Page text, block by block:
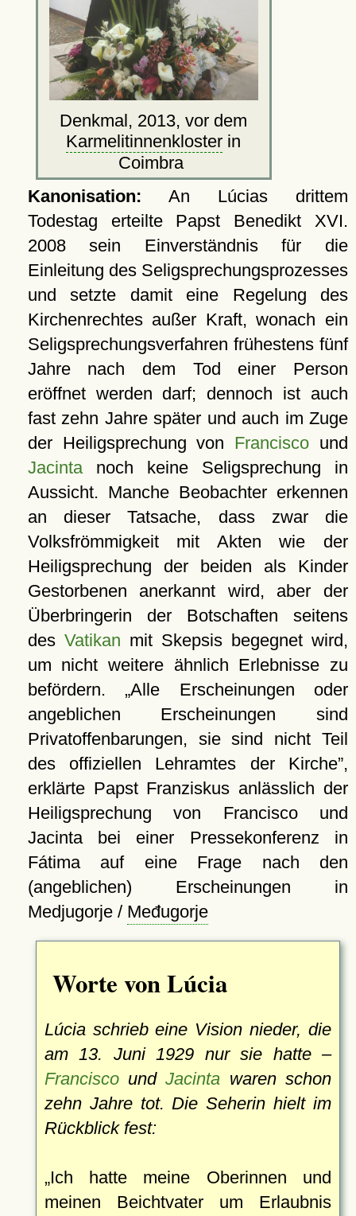
Denkmal, 2013, vor dem
Karmelitinnenkloster in
Coimbra
Kanonisation: An Lúcias drittem
Todestag erteilte Papst Benedikt XVI.
2008 sein Einverständnis für die
Einleitung des Seligsprechungsprozesses
und setzte damit eine Regelung des
Kirchenrechtes außer Kraft, wonach ein
Seligsprechungsverfahren frühestens fünf
Jahre nach dem Tod einer Person
eröffnet werden darf; dennoch ist auch
fast zehn Jahre später und auch im Zuge
der Heiligsprechung von Francisco und
Jacintanoch keine Seligsprechung in
Aussicht. Manche Beobachter erkennen
an dieser Tatsache, dass zwar die
Volksfrömmigkeit mit Akten wie der
Heiligsprechung der beiden als Kinder
Gestorbenen anerkannt wird, aber der
Überbringerin der Botschaften seitens
des Vatikan mit Skepsis begegnet wird,
um nicht weitere ähnlich Erlebnisse zu
befördern. Alle Erscheinungen oder
angeblichen Erscheinungen sind
Privatoffenbarungen, sie sind nicht Teil
des offiziellen Lehramtes der Kirche ,
erklärte Papst Franziskus anlässlich der
Heiligsprechung von Francisco und
Jacinta bei einer Pressekonferenz in
Fátima auf eine Frage nach den
(angeblichen) Erscheinungen in
Medjugorje / Međugorje
Worte von Lúcia
Lúcia schrieb eine Vision nieder, die
am 13. Juni 1929 nur sie hatte –
FranciscoundJacinta waren schon
zehn Jahre tot. Die Seherin hielt im
Rückblick fest:
Ich hatte meine Oberinnen und
meinen Beichtvater um Erlaubnis